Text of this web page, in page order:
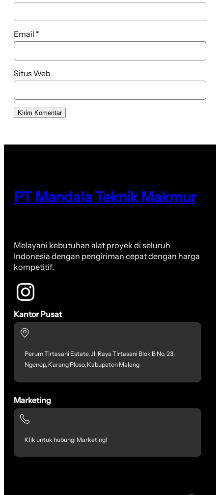
Email *
Situs Web
PT Mandala Teknik Makmur
Melayani kebutuhan alat proyek di seluruh
Indonesia dengan pengiriman cepat dengan harga
kompetitif.
Kantor Pusat
Perum Tirtasani Estate, Jl. Raya Tirtasani Blok B No. 23,
Ngenep, Karang Ploso, Kabupaten Malang
Marketing
Klik untuk hubungi Marketing!